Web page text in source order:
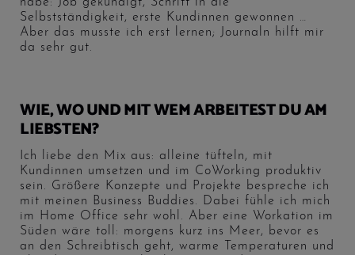
Selbstständigkeit, erste Kundinnen gewonnen …
Aber das musste ich erst lernen; Journaln hilft mir
da sehr gut.
WIE, WO UND MIT WEM ARBEITEST DU AM
LIEBSTEN?
Ich liebe den Mix aus: alleine tüfteln, mit
Kundinnen umsetzen und im CoWorking produktiv
sein. Größere Konzepte und Projekte bespreche ich
mit meinen Business Buddies. Dabei fühle ich mich
im Home Office sehr wohl. Aber eine Workation im
Süden wäre toll: morgens kurz ins Meer, bevor es
an den Schreibtisch geht, warme Temperaturen und